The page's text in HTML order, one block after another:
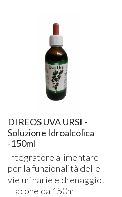
DIREOS UVA URSI -
Soluzione Idroalcolica
-150ml
Integratore alimentare
per la funzionalità delle
vie urinarie e drenaggio.
Flacone da 150ml